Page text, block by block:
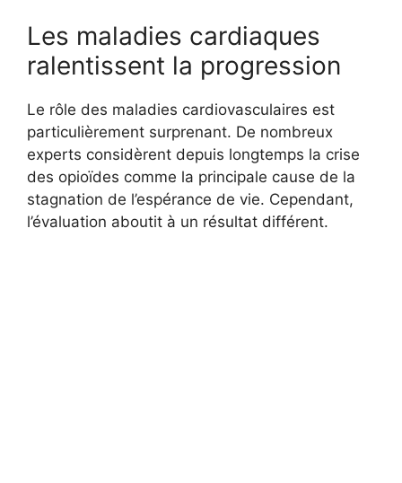
Les maladies cardiaques
ralentissent la progression
Le rôle des maladies cardiovasculaires est
particulièrement surprenant. De nombreux
experts considèrent depuis longtemps la crise
des opioïdes comme la principale cause de la
stagnation de l’espérance de vie. Cependant,
l’évaluation aboutit à un résultat différent.